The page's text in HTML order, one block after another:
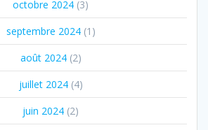
octobre 2024 (3)
septembre 2024(1)
août 2024(2)
juillet 2024(4)
juin 2024 (2)